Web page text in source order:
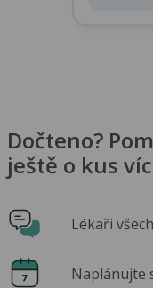
Dočteno?
ještě o kus
Lékaři
Naplánujte